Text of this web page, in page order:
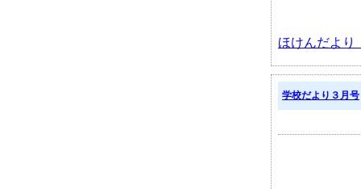
ほけんだより
学校だより３月号